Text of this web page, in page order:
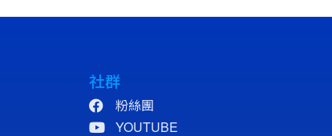
社群
粉絲團
YOUTUBE